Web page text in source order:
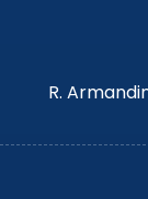
R.